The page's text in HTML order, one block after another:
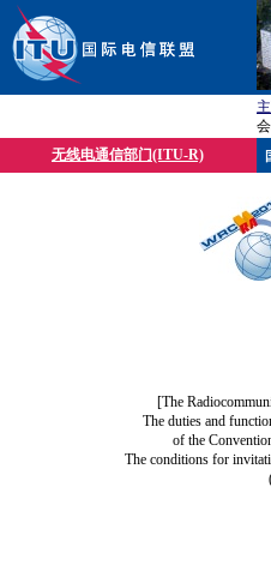
无线电通信部门(ITU-R)
[The
The duties and
of the
The conditions for